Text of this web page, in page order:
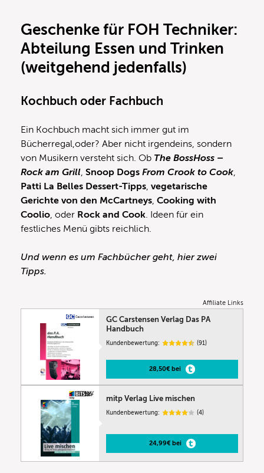
Geschenke für FOH Techniker:
Abteilung Essen und Trinken
(weitgehend jedenfalls)
Kochbuch oder Fachbuch
Ein Kochbuch macht sich immer gut im
Bücherregal,oder? Aber nicht irgendeins, sondern
von Musikern versteht sich. Ob The BossHoss –
Rock am Grill, Snoop Dogs From Crook to Cook,
Patti La Belles Dessert-Tipps, vegetarische
Gerichte von den McCartneys, Cooking with
Coolio, oder Rock and Cook. Ideen für ein
festliches Menü gibts reichlich.
Und wenn es um Fachbücher geht, hier zwei
Tipps.
Affiliate Links
GC Carstensen Verlag Das PA
Handbuch
Kundenbewertung: (91)
28,50€ bei
mitp Verlag Live mischen
Kundenbewertung: (4)
24,99€ bei